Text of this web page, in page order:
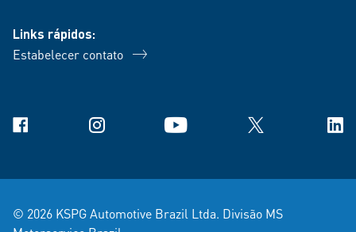
Links rápidos:
Estabelecer contato
Facebook Instagram YouTube X
© 2026 KSPG Automotive Brazil Ltda. Divisão MS